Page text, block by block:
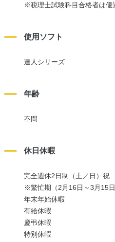
※税理士試験科目合格者は優
使用ソフト
達人シリーズ
年齢
不問
休日休暇
完全週休2日制（土／日）祝
※繁忙期（2月16日～3月15
年末年始休暇
有給休暇
慶弔休暇
特別休暇